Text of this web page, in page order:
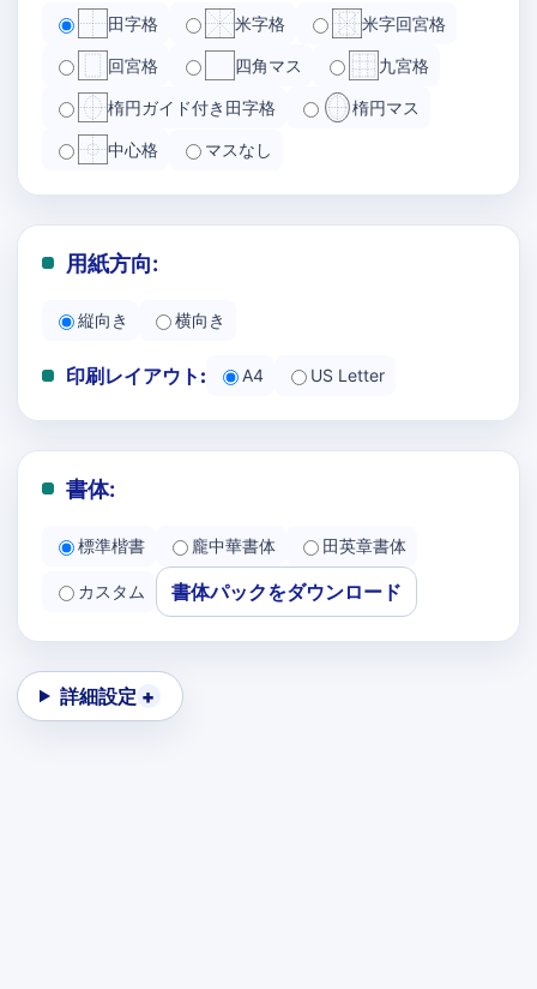
田字格 米字格 米字回宮格
回宮格 四角マス 九宮格
楕円ガイド付き田字格 楕円マス
中心格 マスなし
用紙方向:
縦向き 横向き
印刷レイアウト: A4 US Letter
書体:
標準楷書 龐中華書体 田英章書体
カスタム 書体パックをダウンロード
詳細設定